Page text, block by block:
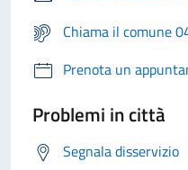
Chiama il comune
Prenota un
Problemi in città
Segnala disservizio